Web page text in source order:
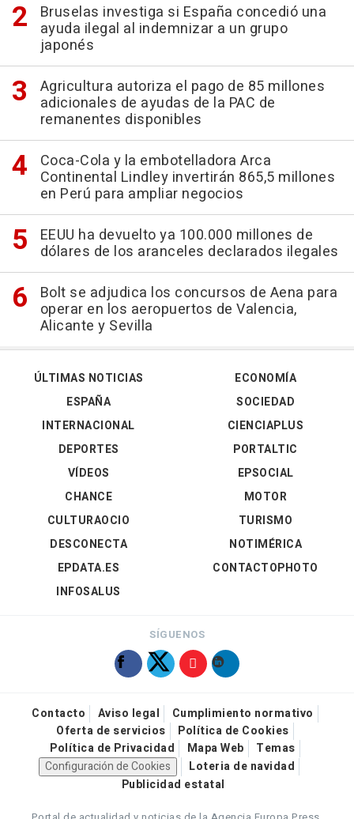
Bruselas investiga si España concedió una
ayuda ilegal al indemnizar a un grupo
japonés
Agricultura autoriza el pago de 85 millones
adicionales de ayudas de la PAC de
remanentes disponibles
Coca-Cola y la embotelladora Arca
Continental Lindley invertirán 865,5 millones
en Perú para ampliar negocios
EEUU ha devuelto ya 100.000 millones de
dólares de los aranceles declarados ilegales
Bolt se adjudica los concursos de Aena para
operar en los aeropuertos de Valencia,
Alicante y Sevilla
ÚLTIMAS NOTICIAS
ESPAÑA
INTERNACIONAL
DEPORTES
VÍDEOS
ECONOMÍA
SOCIEDAD
CIENCIAPLUS
PORTALTIC
EPSOCIAL
CHANCE
CULTURAOCIO
DESCONECTA
EPDATA.ES
INFOSALUS
MOTOR
TURISMO
NOTIMÉRICA
CONTACTOPHOTO
SÍGUENOS
Contacto Aviso legal
Cumplimiento normativo
Oferta de servicios
Política de Cookies
Política de Privacidad
Mapa Web
Temas
Configuración de Cookies
Loteria de navidad
Publicidad estatal